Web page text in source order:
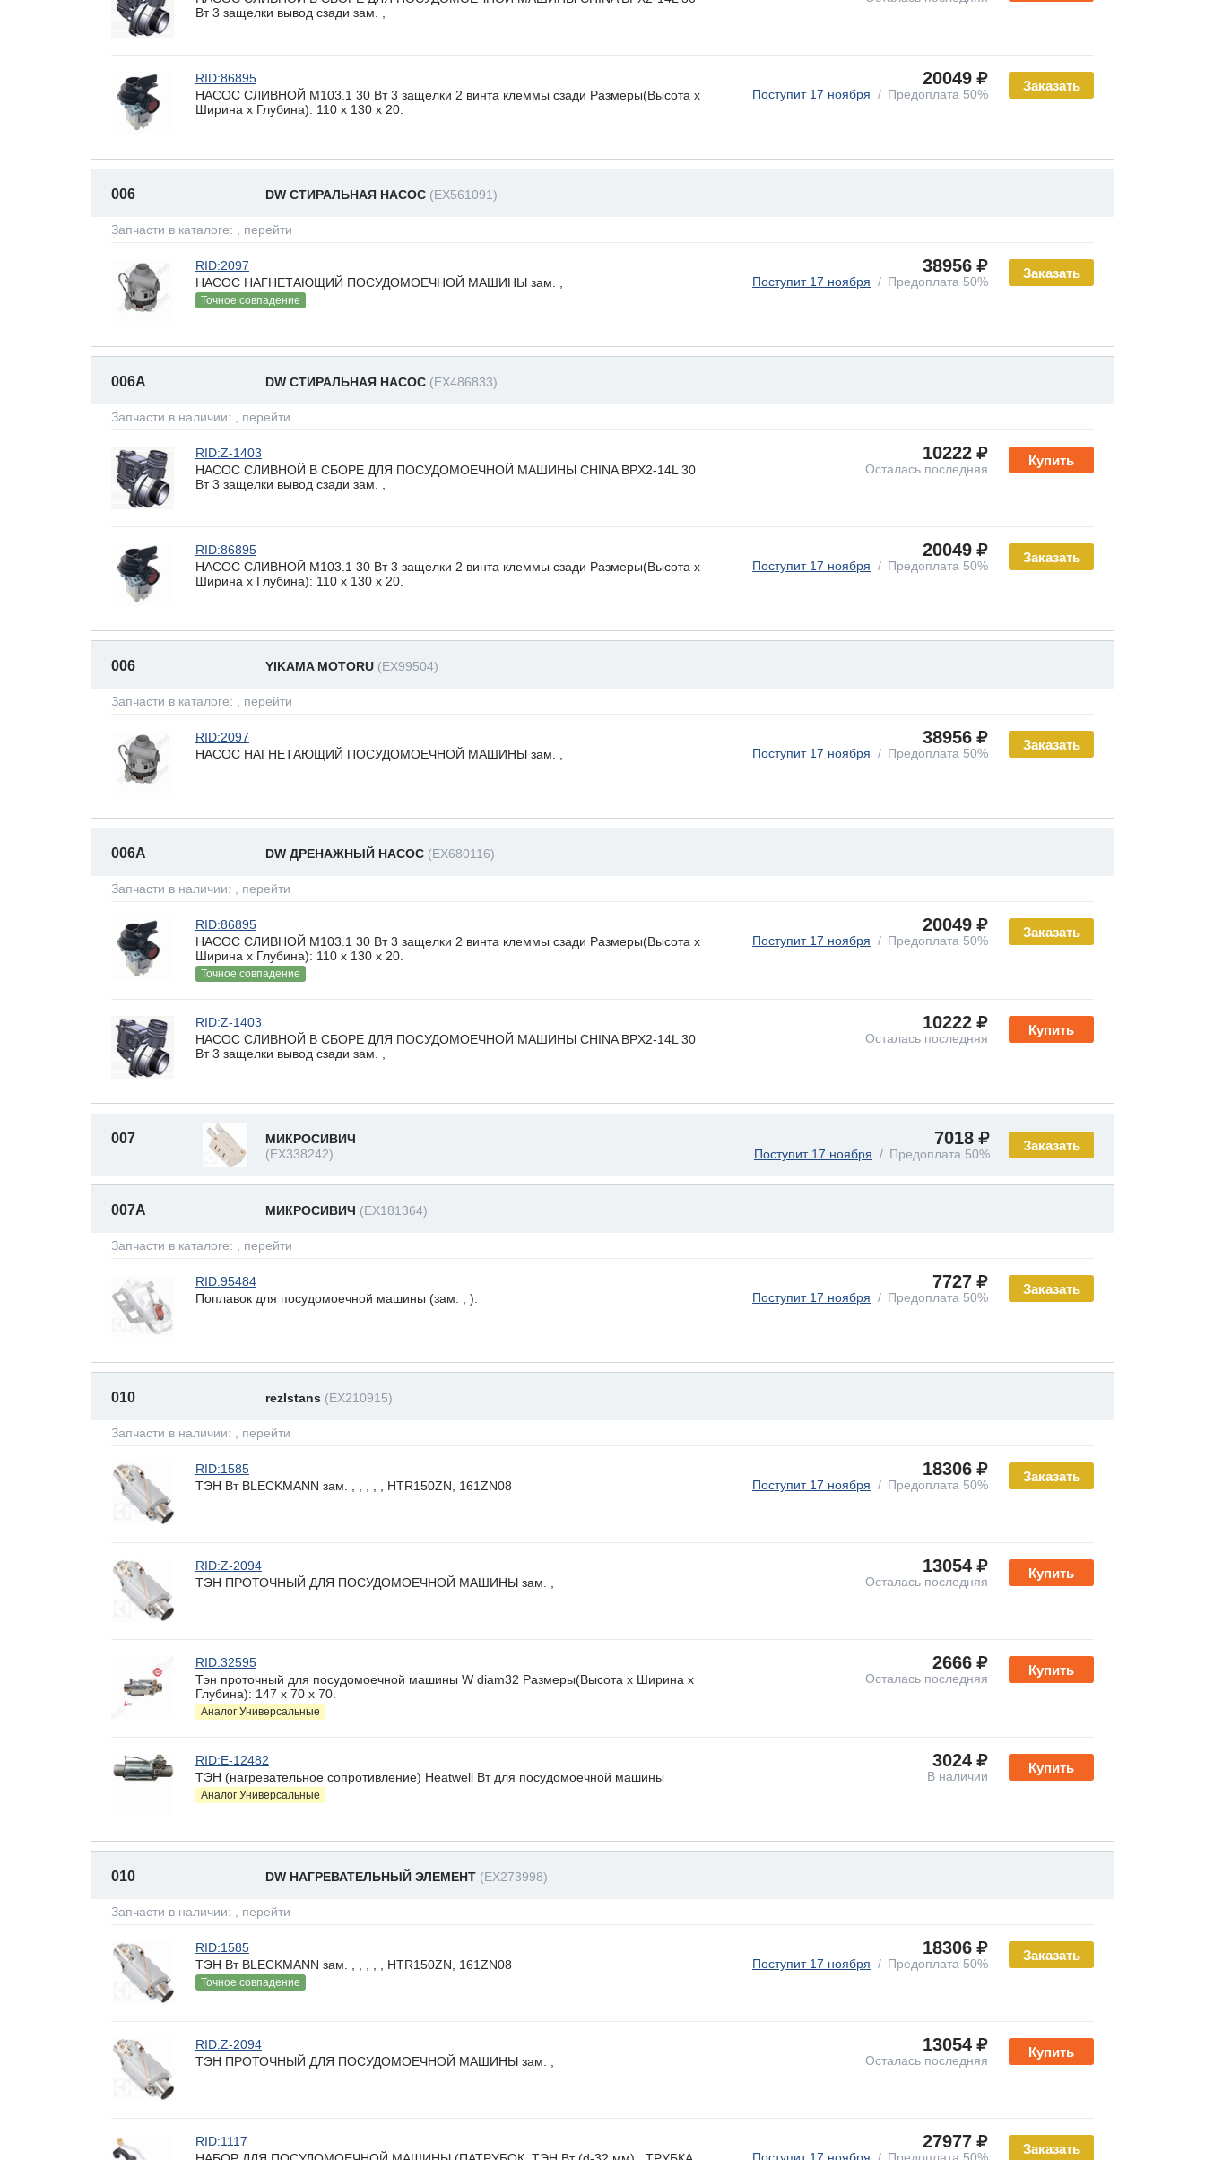
Вт 3 защелки вывод сзади зам. ,
Заказать
RID:86895
НАСОС СЛИВНОЙ М103.1 30 Вт 3 защелки 2 винта клеммы сзади Размеры(Высота х
Ширина х Глубина): 110 x 130 х 20.
20049
Поступит 17 ноября Предоплата 50%
006 DW СТИРАЛЬНАЯ НАСОС (EX561091)
Запчасти в каталоге: , перейти
Заказать
RID:2097
НАСОС НАГНЕТАЮЩИЙ ПОСУДОМОЕЧНОЙ МАШИНЫ зам. ,
Точное совпадение
38956
Поступит 17 ноября Предоплата 50%
006A DW СТИРАЛЬНАЯ НАСОС (EX486833)
Запчасти в наличии: , перейти
Купить
RID:Z-1403
НАСОС СЛИВНОЙ В СБОРЕ ДЛЯ ПОСУДОМОЕЧНОЙ МАШИНЫ CHINA BPX2-14L 30
Вт 3 защелки вывод сзади зам. ,
10222
Осталась последняя
Заказать
RID:86895
НАСОС СЛИВНОЙ М103.1 30 Вт 3 защелки 2 винта клеммы сзади Размеры(Высота х
Ширина х Глубина): 110 x 130 х 20.
20049
Поступит 17 ноября Предоплата 50%
006 YIKAMA MOTORU (EX99504)
Запчасти в каталоге: , перейти
Заказать
RID:2097
НАСОС НАГНЕТАЮЩИЙ ПОСУДОМОЕЧНОЙ МАШИНЫ зам. ,
38956
Поступит 17 ноября Предоплата 50%
006A DW ДРЕНАЖНЫЙ НАСОС (EX680116)
Запчасти в наличии: , перейти
Заказать
RID:86895
НАСОС СЛИВНОЙ М103.1 30 Вт 3 защелки 2 винта клеммы сзади Размеры(Высота х
Ширина х Глубина): 110 x 130 х 20.
Точное совпадение
20049
Поступит 17 ноября Предоплата 50%
Купить
RID:Z-1403
НАСОС СЛИВНОЙ В СБОРЕ ДЛЯ ПОСУДОМОЕЧНОЙ МАШИНЫ CHINA BPX2-14L 30
Вт 3 защелки вывод сзади зам. ,
10222
Осталась последняя
Заказать
007
МИКРОСИВИЧ
(EX338242)
7018
Поступит 17 ноября Предоплата 50%
007A МИКРОСИВИЧ (EX181364)
Запчасти в каталоге: , перейти
Заказать
RID:95484
Поплавок для посудомоечной машины (зам. , ).
7727
Поступит 17 ноября Предоплата 50%
010 rezIstans (EX210915)
Запчасти в наличии: , перейти
Заказать
RID:1585
ТЭН Вт BLECKMANN зам. , , , , , HTR150ZN, 161ZN08
18306
Поступит 17 ноября Предоплата 50%
Купить
RID:Z-2094
ТЭН ПРОТОЧНЫЙ ДЛЯ ПОСУДОМОЕЧНОЙ МАШИНЫ зам. ,
13054
Осталась последняя
Купить
RID:32595
Тэн проточный для посудомоечной машины W diam32 Размеры(Высота х Ширина х
Глубина): 147 x 70 х 70.
Аналог Универсальные
2666
Осталась последняя
Купить
RID:E-12482
ТЭН (нагревательное сопротивление) Heatwell Вт для посудомоечной машины
Аналог Универсальные
3024
В наличии
010 DW НАГРЕВАТЕЛЬНЫЙ ЭЛЕМЕНТ (EX273998)
Запчасти в наличии: , перейти
Заказать
RID:1585
ТЭН Вт BLECKMANN зам. , , , , , HTR150ZN, 161ZN08
Точное совпадение
18306
Поступит 17 ноября Предоплата 50%
Купить
RID:Z-2094
ТЭН ПРОТОЧНЫЙ ДЛЯ ПОСУДОМОЕЧНОЙ МАШИНЫ зам. ,
13054
Осталась последняя
Заказать
RID:1117
27977